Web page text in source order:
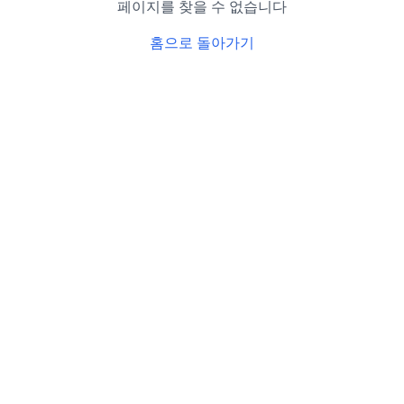
페이지를 찾을 수 없습니다
홈으로 돌아가기